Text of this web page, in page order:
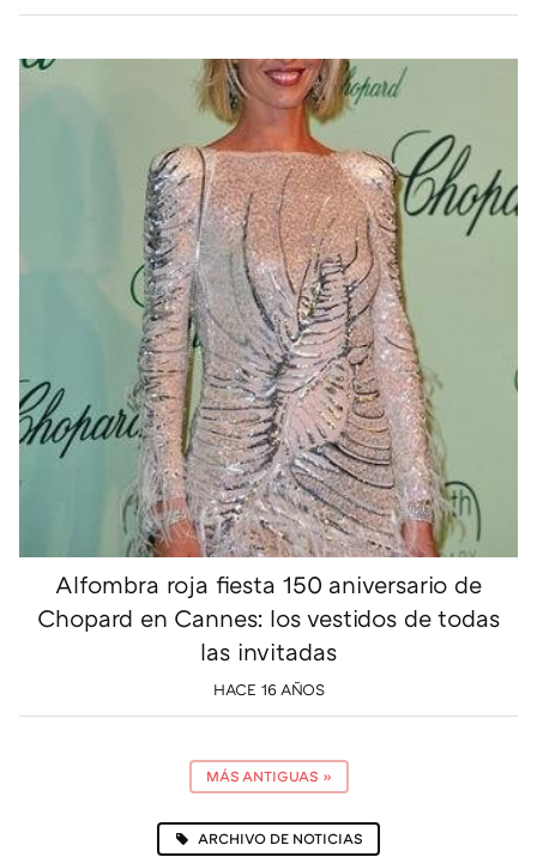
Alfombra roja fiesta 150 aniversario de
Chopard en Cannes: los vestidos de todas
las invitadas
HACE 16 AÑOS
MÁS ANTIGUAS »
ARCHIVO DE NOTICIAS